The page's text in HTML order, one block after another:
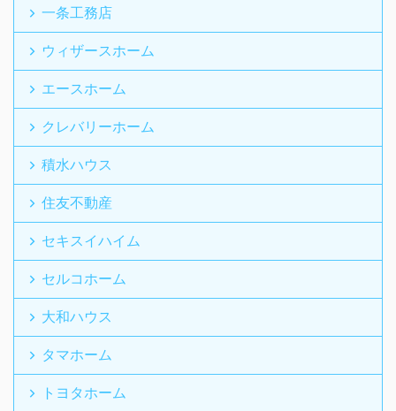
一条工務店
ウィザースホーム
エースホーム
クレバリーホーム
積水ハウス
住友不動産
セキスイハイム
セルコホーム
大和ハウス
タマホーム
トヨタホーム